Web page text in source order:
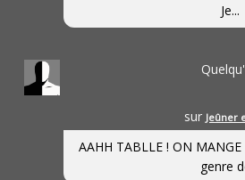
Je...
sur Jeûner
AAHH TABLLE ! ON
genre